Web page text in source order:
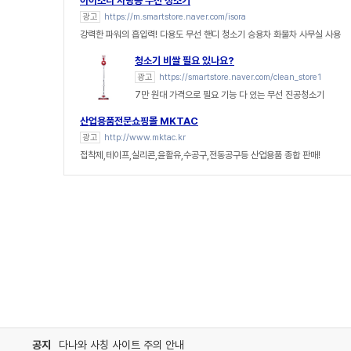
광고 https://m.smartstore.naver.com/isora
강력한 파워의 흡입력! 다용도 무선 핸디 청소기 승용차 화물차 사무실 사용
청소기 비쌀 필요 있나요?
광고 https://smartstore.naver.com/clean_store1
7만 원대 가격으로 필요 기능 다 있는 무선 진공청소기
산업용품전문쇼핑몰 MKTAC
광고 http://www.mktac.kr
접착제,테이프,실리콘,윤활유,수공구,전동공구등 산업용품 종합 판매!
공지 다나와 사칭 사이트 주의 안내